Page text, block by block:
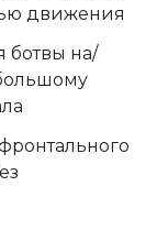
движения
ботвы на/